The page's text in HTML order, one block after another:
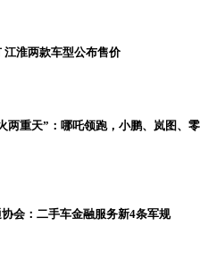
江淮两款车型公布售价
两重天”：哪吒领跑，小鹏、岚图、零
会：二手车金融服务新4条军规